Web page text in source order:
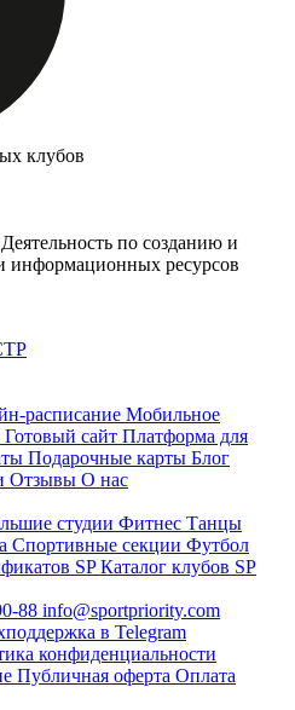
клубов
по созданию и
информационных ресурсов
расписание Мобильное
Готовый сайт Платформа для
Подарочные карты Блог
Отзывы О нас
студии Фитнес Танцы
Спортивные секции Футбол
SPКаталог клубов SP
88 info@sportpriority.com
в Telegram
конфиденциальности
Публичная оферта Оплата